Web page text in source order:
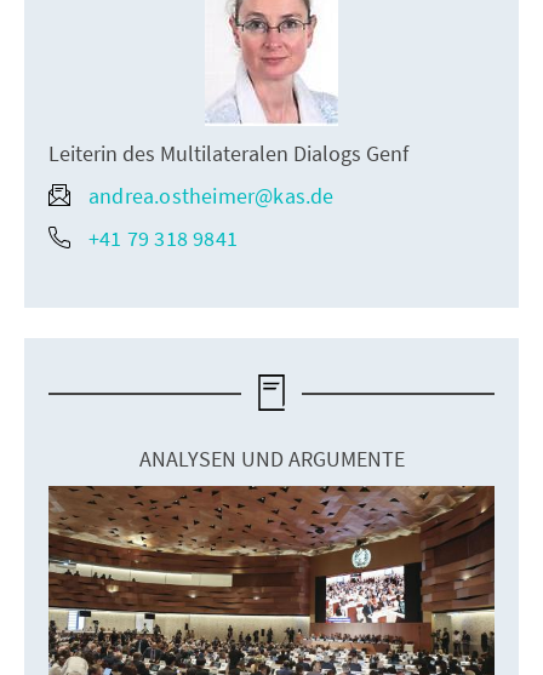
Leiterin des Multilateralen Dialogs Genf
andrea.ostheimer@kas.de
+41 79 318 9841
ANALYSEN UND ARGUMENTE